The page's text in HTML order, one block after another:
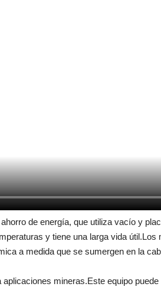
de energía, que utiliza vacío y
y tiene una larga vida
a medida que se sumergen en la
mineras.Este equipo